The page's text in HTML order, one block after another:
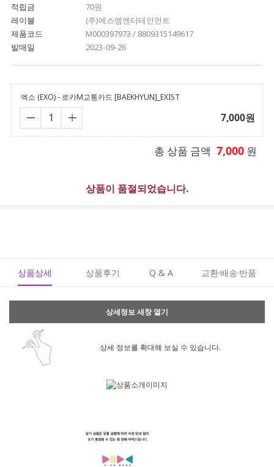
적립금
70원
레이블
(주)에스엠엔터테인먼트
제품코드
M000397973 / 8809315149617
발매일
2023-09-26
엑소 (EXO) - 로카M교통카드 [BAEKHYUN]_EXIST
7,000원
총 상품 금액 7,000 원
상품이 품절되었습니다.
상품상세 상품후기 Q & A 교환·배송·반품
상세정보 새창 열기
상세 정보를 확대해 보실 수 있습니다.